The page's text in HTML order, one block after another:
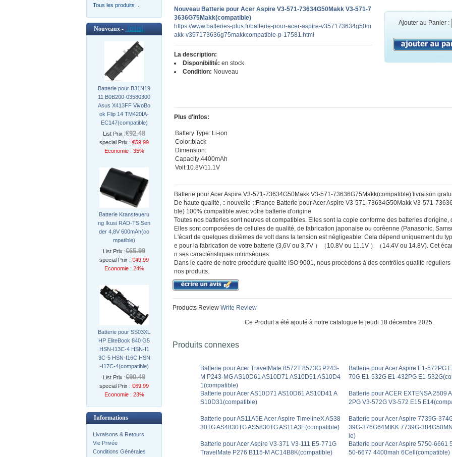
Tous les produits ...
Nouveaux - [plus]
Batterie pour B31N19
11 B0B200-03580300
Asus X413FF VivoBo
ok Flip 14 TM420IA-
EC147(compatible)
List Prix :€92.48
special Prix : €59.99
Economie : 35%
Batterie Kransteueru
ng Ikusi RAD-TS Sen
der 4,8V 600mAh(co
mpatible)
List Prix :€65.99
special Prix : €49.99
Economie : 24%
Batterie pour SS03XL
HP EliteBook 840 G5
HSN-I13C-4 HSN-I1
3C-5 HSN-I16C HSN
-I17C-4(compatible)
List Prix :€90.49
special Prix : €69.99
Economie : 23%
Informations
Livraisons & Retours
Vie Privée
Conditions Générales
Ajouter au Panier :
Nouveau Batterie pour Acer Aspire V3-571-73634G50Makk V3-571-7
3636G75Makk(compatible)
https://www.batteries-plus.fr/batterie-pour-acer-aspire-v357173634g50m
akk-v357173636g75makkcompatible-p-17581.html
La description:
Disponibilité: en stock
Condition: Nouveau
Plus d'infos:
Battery Type: Li-ion
Color:black
Dimension:
Capacity:4400mAh
Volt:10.8V/11.1V
Batterie pour Acer Aspire V3-571-73634G50Makk V3-571-73636G75Makk(compatible) livraison
De haute qualité, :: nouvelle-::France Batterie pour Acer Aspire V3-571-73634G50Makk V3-571-
ble) 100% compatible avec votre batterie d'origine
Toutes nos batteries sont neuves et compatibles. Elles sont la copie conforme des batteries d'origine,
Elles sont composées de cellules de qualité, de fabrication japonaise ou coréenne (Panasonic,
L'écart de quelques dixièmes de volt dans la tension est négligeable. Cela dépend uniquement du
e pour la fabrication de votre batterie (3,6V ou 3,7V ）（10.8V ou 11.1V ）（14.4V ou 14.8V). Cet
n ses caractéristiques intrinsèques.
Dans le cadre de notre procédure qualité ISO 9001, nous procédons à des contrôles qualité
nos produits.
Products Review Write Review
Ce Produit a été ajouté à notre catalogue le jeudi 18 décembre 2025.
Produits connexes
Batterie pour Acer TravelMate 8572T 8573G P243-
M P243-MG AS10D61 AS10D71 AS10D51 AS10D4
1(compatible)
Batterie pour Acer Aspire E1-572PG
70G E1-532G E1-432PG E1-
Batterie pour Acer AS10D71 AS10D61 AS10D41 A
S10D31(compatible)
Batterie pour ACER EXTENSA 2509
2PG V3-572G V3-572 E15
Batterie pour AS11A5E Acer Aspire TimelineX AS38
30TG AS4830TG AS5830TG AS11A3E(compatible)
Batterie pour Acer Aspire 7739G-
39G-376G64MIKK 7739G-
le)
Batterie pour Acer Aspire V3-371 V3-111 E5-771G
TravelMate P276 B115-M AC14B8K(compatible)
Batterie pour Acer Aspire 5750-6661
50-6677 4400mah 6Cell(compatible)